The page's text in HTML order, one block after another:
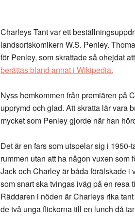
Charleys Tant var ett
landsortskomikern W.S. Penley.
för Penley, som skrattade så ohejdat
berättas bland annat i Wikipedia.
Nyss hemkommen från premiären på
upprymd och glad. Att skratta lär vara
mycket som Penley gjorde när han
Det är en fars som utspelar sig i
rummen utan att ha någon vuxen
Jack och Charley är båda förälskade
som snart ska tvingas iväg på en resa
Räddaren i nöden är Charleys rika
de två unga flickorna till en lunch då